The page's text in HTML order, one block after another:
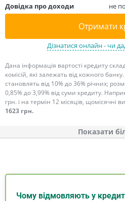
Довідка про доходи
не
Отримати
Дізнатися онлайн - чи
Дана інформація вартості кредиту
комісій, які залежать від кожного
становлять від 10% до 36% річних;
0,85% до 3,99% від суми кредиту.
грн. і на термін 12 місяців, щомісячні
1623 грн.
Показати
Чому відмовляють у